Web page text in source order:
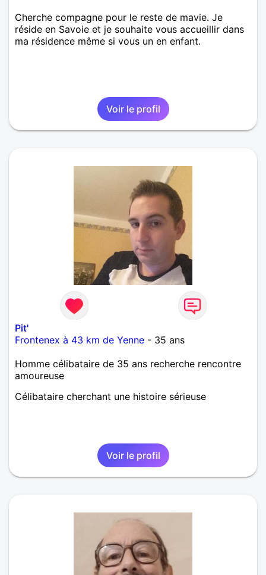
Cherche compagne pour le reste de mavie. Je
réside en Savoie et je souhaite vous accueillir dans
ma résidence même si vous un en enfant.
Voir le profil
Pit'
Frontenex à 43 km de Yenne - 35 ans
Homme célibataire de 35 ans recherche rencontre
amoureuse
Célibataire cherchant une histoire sérieuse
Voir le profil